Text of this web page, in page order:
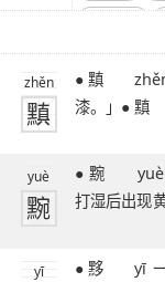
20笔字
29笔字
51笔字
zhěn
黰
● 黰 zhěn ㄓㄣˇ ◎ 黑：「有黑泉
yuè
黦
● 黦 yuè ㄩㄝˋ 1. 黄黑色。 2. 东西
打湿后出现
yī
● 黟 yī ㄧˉ 1. 黑木。 2. 黑。◎ 黟 yī